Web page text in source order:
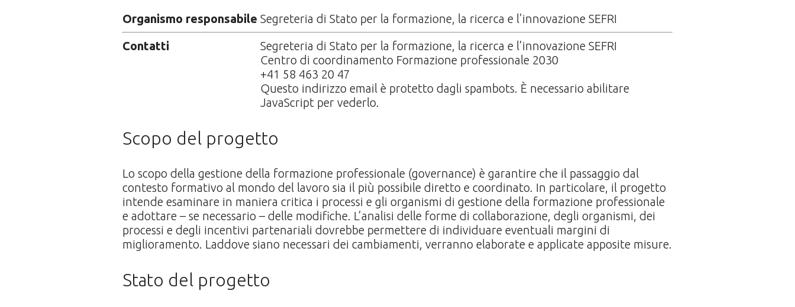
Organismo responsabile Segreteria di Stato per la formazione, la ricerca e l’innovazione SEFRI
Contatti
Segreteria di Stato per la formazione, la ricerca e l’innovazione SEFRI
Centro di coordinamento Formazione professionale 2030
+41 58 463 20 47
Questo indirizzo email è protetto dagli spambots. È necessario abilitare
JavaScript per vederlo.
Scopo del progetto
Lo scopo della gestione della formazione professionale (governance) è garantire che il passaggio dal
contesto formativo al mondo del lavoro sia il più possibile diretto e coordinato. In particolare, il progetto
intende esaminare in maniera critica i processi e gli organismi di gestione della formazione professionale
e adottare – se necessario – delle modifiche. L’analisi delle forme di collaborazione, degli organismi, dei
processi e degli incentivi partenariali dovrebbe permettere di individuare eventuali margini di
miglioramento. Laddove siano necessari dei cambiamenti, verranno elaborate e applicate apposite misure.
Stato del progetto